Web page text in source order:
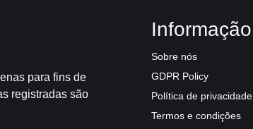
para fins de
registradas são
Informação
Sobre nós
GDPR Policy
Política de privacidade
Termos e condições